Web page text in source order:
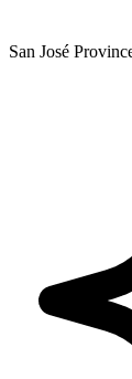
San José